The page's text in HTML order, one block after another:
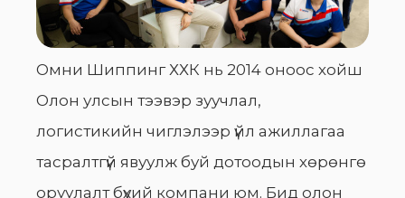
Омни Шиппинг ХХК нь 2014 оноос хойш
Олон улсын тээвэр зуучлал,
логистикийн чиглэлээр үйл ажиллагаа
тасралтгүй явуулж буй дотоодын хөрөнгө
оруулалт бүхий компани юм. Бид олон